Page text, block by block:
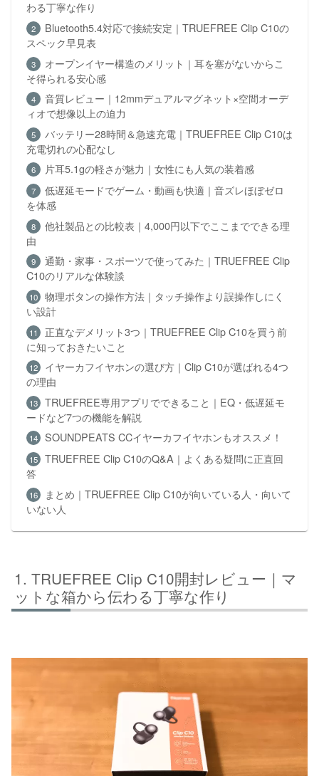
わる丁寧な作り
Bluetooth5.4対応で接続安定｜TRUEFREE Clip C10の
スペック早見表
オープンイヤー構造のメリット｜耳を塞がないからこ
そ得られる安心感
音質レビュー｜12mmデュアルマグネット×空間オーデ
ィオで想像以上の迫力
バッテリー28時間＆急速充電｜TRUEFREE Clip C10は
充電切れの心配なし
片耳5.1gの軽さが魅力｜女性にも人気の装着感
低遅延モードでゲーム・動画も快適｜音ズレほぼゼロ
を体感
他社製品との比較表｜4,000円以下でここまでできる理
由
通勤・家事・スポーツで使ってみた｜TRUEFREE Clip
C10のリアルな体験談
物理ボタンの操作方法｜タッチ操作より誤操作しにく
い設計
正直なデメリット3つ｜TRUEFREE Clip C10を買う前
に知っておきたいこと
イヤーカフイヤホンの選び方｜Clip C10が選ばれる4つ
の理由
TRUEFREE専用アプリでできること｜EQ・低遅延モ
ードなど7つの機能を解説
SOUNDPEATS CCイヤーカフイヤホンもオススメ！
TRUEFREE Clip C10のQ&A｜よくある疑問に正直回
答
まとめ｜TRUEFREE Clip C10が向いている人・向いて
いない人
TRUEFREE Clip C10開封レビュー｜マ
ットな箱から伝わる丁寧な作り